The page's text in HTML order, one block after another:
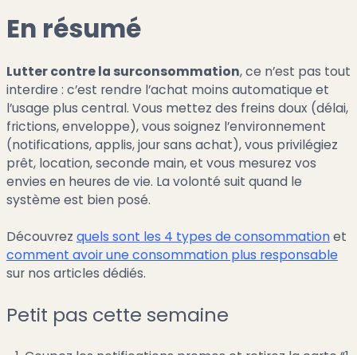
En résumé
Lutter contre la surconsommation, ce n’est pas tout
interdire : c’est rendre l’achat moins automatique et
l’usage plus central. Vous mettez des freins doux (délai,
frictions, enveloppe), vous soignez l’environnement
(notifications, applis, jour sans achat), vous privilégiez
prêt, location, seconde main, et vous mesurez vos
envies en heures de vie. La volonté suit quand le
système est bien posé.
Découvrez quels sont les 4 types de consommationet
comment avoir une consommation plus responsable
sur nos articles dédiés.
Petit pas cette semaine